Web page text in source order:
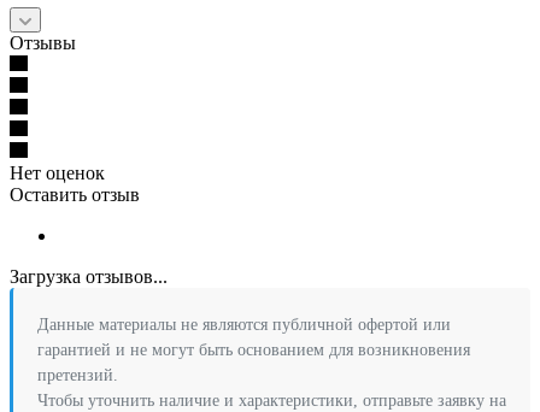
Отзывы
Нет оценок
Оставить отзыв
Загрузка отзывов...
Данные материалы не являются публичной офертой или
гарантией и не могут быть основанием для возникновения
претензий.
Чтобы уточнить наличие и характеристики, отправьте заявку на